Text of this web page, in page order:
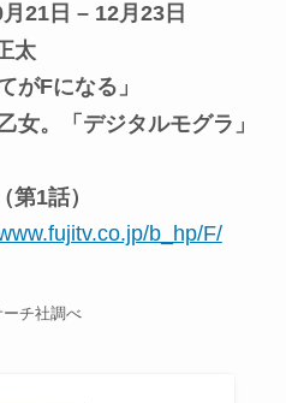
21日 – 12月23日
太
がFになる」
女。「デジタルモグラ」
1話）
b_hp/F/
チ社調べ